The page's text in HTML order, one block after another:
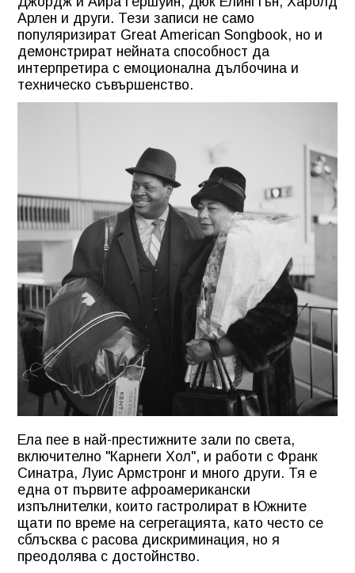
Арлен и други. Тези записи не само
популяризират Great American Songbook, но и
демонстрират нейната способност да
интерпретира с емоционална дълбочина и
техническо съвършенство.
Ела пее в най-престижните зали по света,
включително "Карнеги Хол", и работи с Франк
Синатра, Луис Армстронг и много други. Тя е
една от първите афроамерикански
изпълнителки, които гастролират в Южните
щати по време на сегрегацията, като често се
сблъсква с расова дискриминация, но я
преодолява с достойнство.